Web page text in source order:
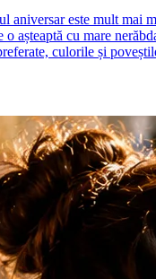
aniversar este mult mai
o așteaptă cu mare
culorile și